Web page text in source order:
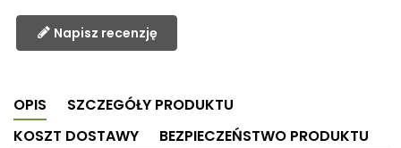
Napisz recenzję
OPIS
SZCZEGÓŁY PRODUKTU
KOSZT DOSTAWY
BEZPIECZEŃSTWO PRODUKTU